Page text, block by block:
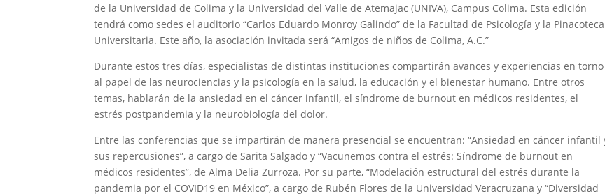
de la Universidad de Colima y la Universidad del Valle de Atemajac (UNIVA), Campus Colima. Esta edición
tendrá como sedes el auditorio “Carlos Eduardo Monroy Galindo” de la Facultad de Psicología y la Pinacoteca
Universitaria. Este año, la asociación invitada será “Amigos de niños de Colima, A.C.”
Durante estos tres días, especialistas de distintas instituciones compartirán avances y experiencias en torno
al papel de las neurociencias y la psicología en la salud, la educación y el bienestar humano. Entre otros
temas, hablarán de la ansiedad en el cáncer infantil, el síndrome de burnout en médicos residentes, el
estrés postpandemia y la neurobiología del dolor.
Entre las conferencias que se impartirán de manera presencial se encuentran: “Ansiedad en cáncer infantil
sus repercusiones”, a cargo de Sarita Salgado y “Vacunemos contra el estrés: Síndrome de burnout en
médicos residentes”, de Alma Delia Zurroza. Por su parte, “Modelación estructural del estrés durante la
pandemia por el COVID19 en México”, a cargo de Rubén Flores de la Universidad Veracruzana y “Diversidad